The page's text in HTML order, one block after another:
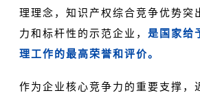
理理念，知识产权综合竞争优势突
力和标杆性的示范企业， 是国家给
理工作的最高荣誉和评价。
作为企业核心竞争力的重要支撑，